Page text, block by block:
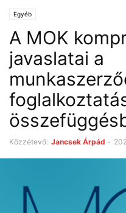
Egyéb
A MOK
javaslatai a
Közzétevő: Jancsek Árpád -